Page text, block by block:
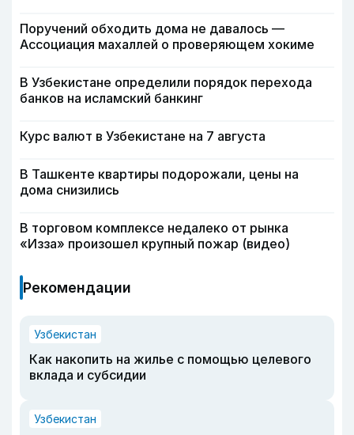
Поручений обходить дома не давалось —
Ассоциация махаллей о проверяющем хокиме
В Узбекистане определили порядок перехода
банков на исламский банкинг
Курс валют в Узбекистане на 7 августа
В Ташкенте квартиры подорожали, цены на
дома снизились
В торговом комплексе недалеко от рынка
«Изза» произошел крупный пожар (видео)
Рекомендации
Узбекистан
Как накопить на жилье с помощью целевого
вклада и субсидии
Узбекистан